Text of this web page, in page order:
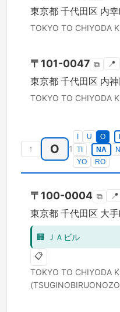
東京都 千代田区 内
TOKYO TO CHIYODA
〒 101-0047 ⧉ 📍
東京都 千代田区 内
TOKYO TO CHIYODA
↑ O 1
U O
TI
NA NI
YO
RO
〒 100-0004 ⧉ 📍
東京都 千代田区 大
🏢 ＪＡビル
📋
TOKYO TO CHIYODA